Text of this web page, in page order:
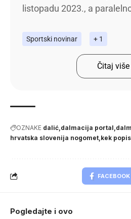
listopadu 2023., a
Sportski novinar + 1
Čitaj više
OZNAKE dalić dalmacija portal
hrvatska slovenija nogomet kek popis
FACEBOOK
Pogledajte i ovo